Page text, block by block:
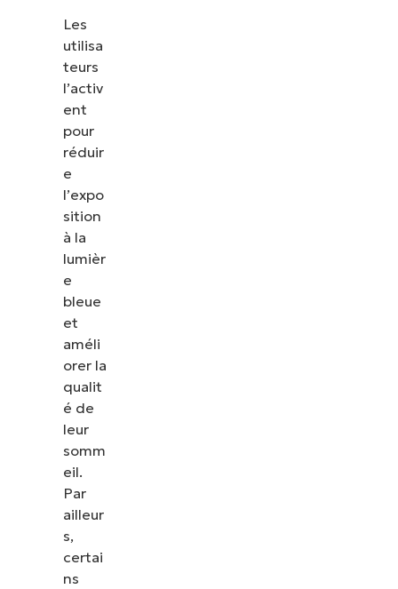
Les
utilisa
teurs
l’activ
ent
pour
réduir
e
l’expo
sition
à la
lumièr
e
bleue
et
améli
orer la
qualit
é de
leur
somm
eil.
Par
ailleur
s,
certai
ns